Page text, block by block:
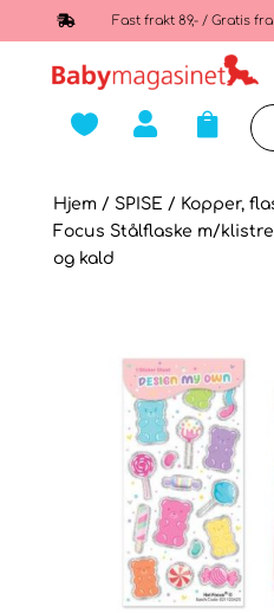
 Fast frakt 89,- / Gratis
  
Hjem/ SPISE / Kopper,
Focus Stålflaske m/
og kald